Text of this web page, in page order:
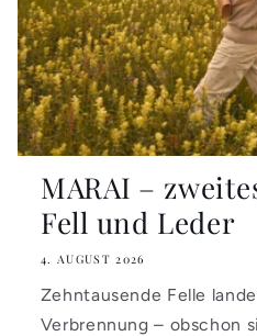
MARAI –
Fell und Leder
4. AUGUST 2026
Zehntausende Felle
Verbrennung – obschon